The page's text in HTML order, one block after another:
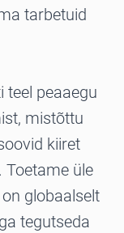
tarbetuid
teel peaaegu
mistõttu
kiiret
üle
globaalselt
tegutseda